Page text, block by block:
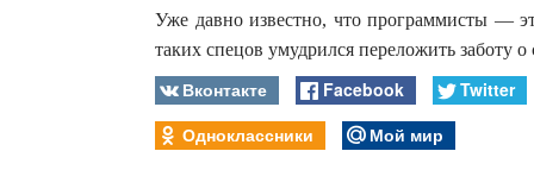
Уже давно известно, что программисты —
таких спецов умудрился переложить заботу
Вконтакте Facebook
Twitter
Одноклассники
Мой мир